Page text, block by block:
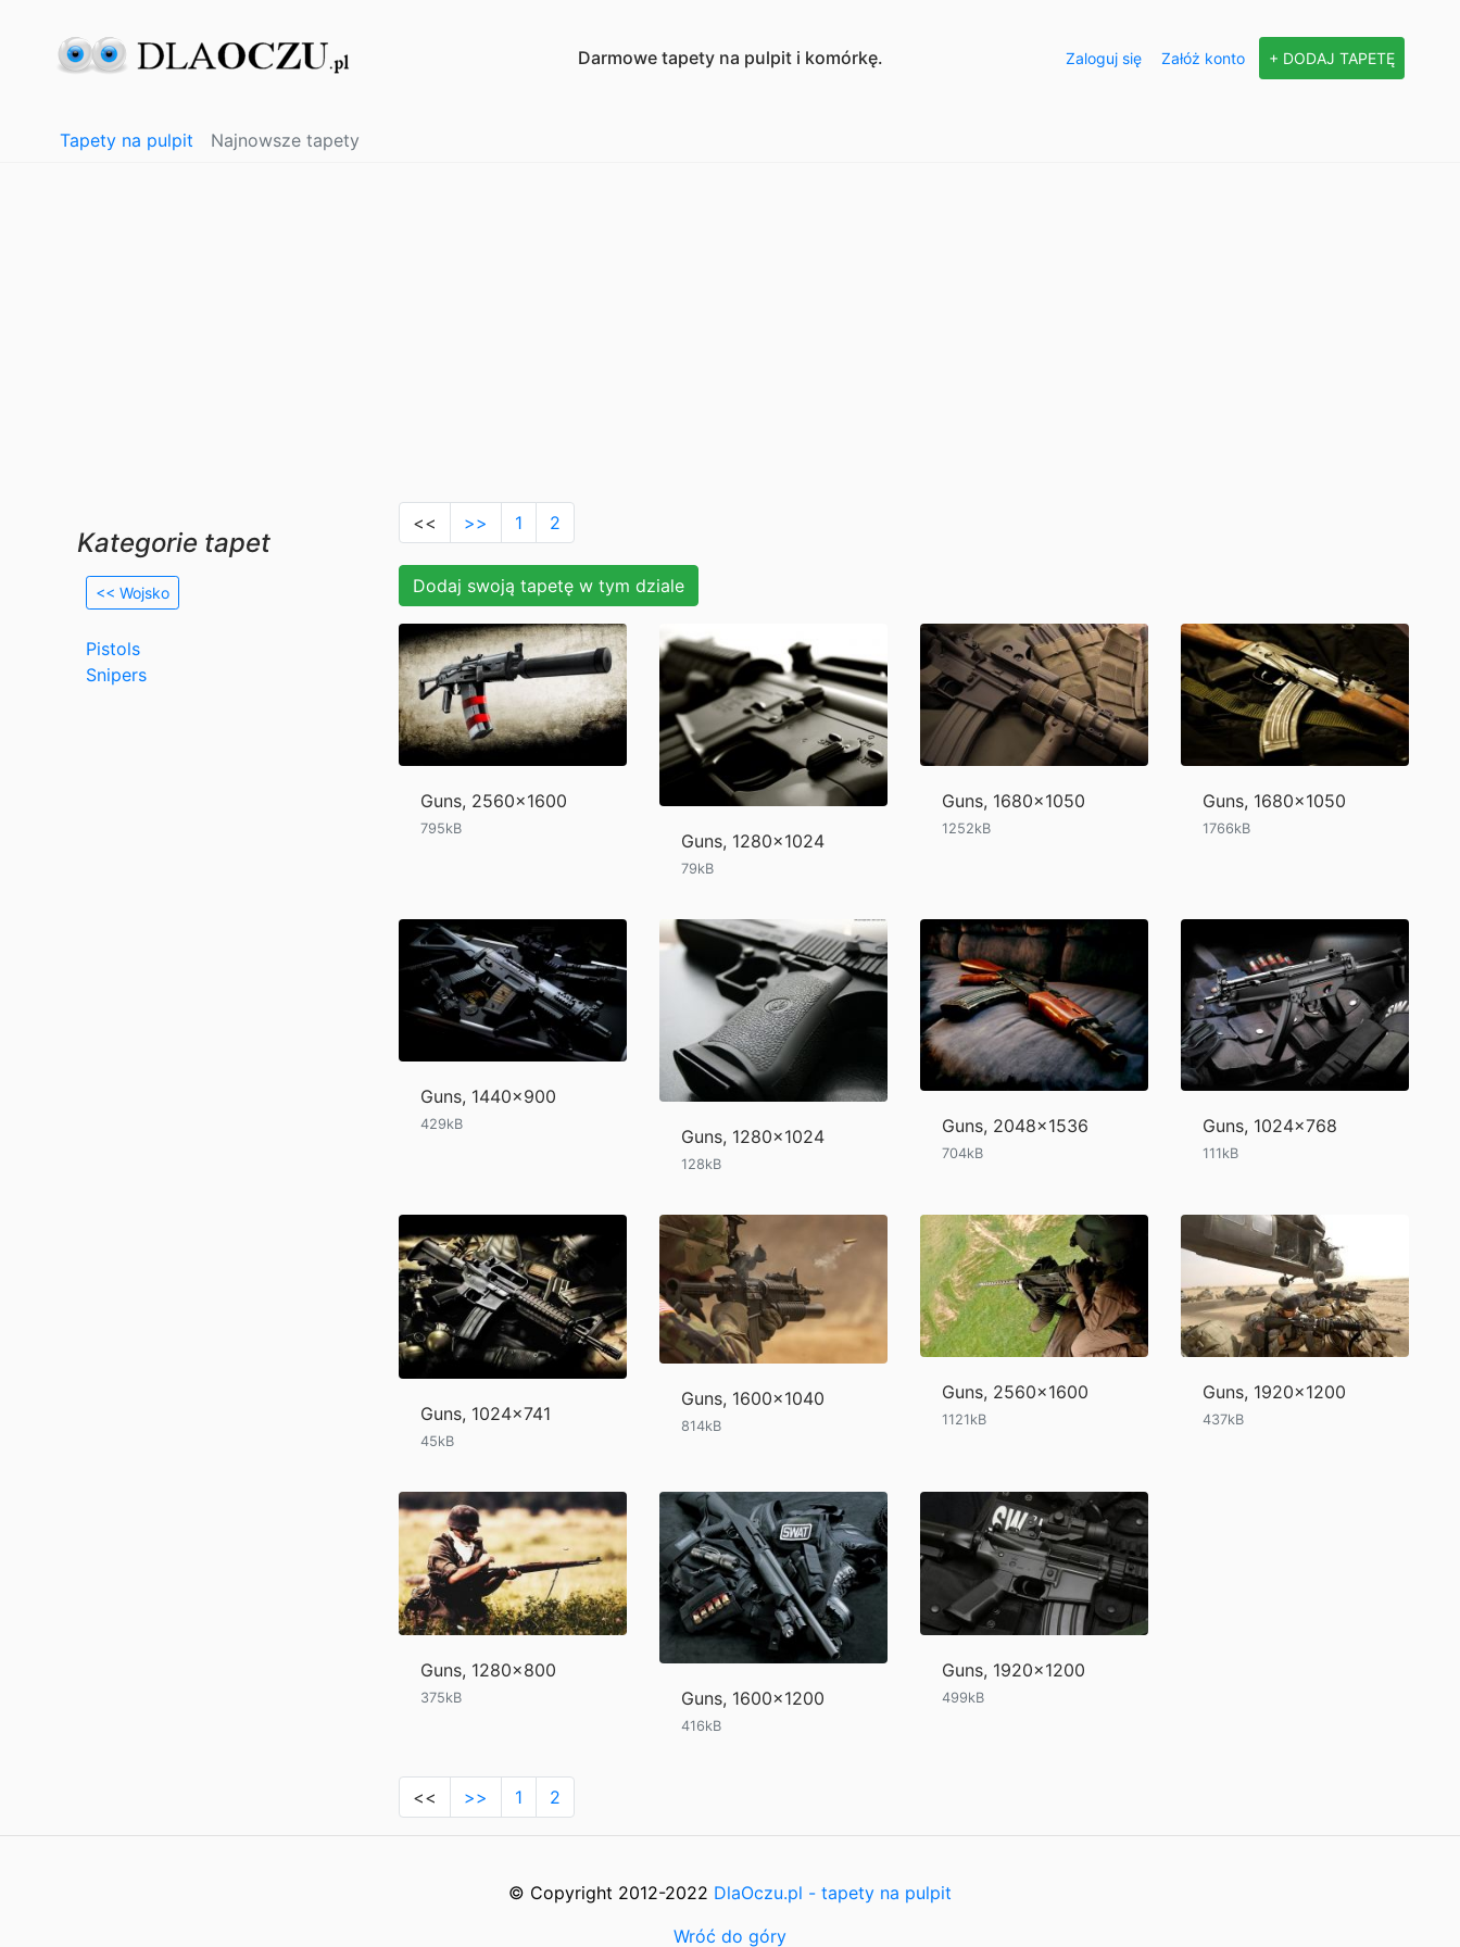
Darmowe tapety na pulpit i komórkę. Zaloguj się Załóż konto + DODAJ TAPETĘ
Tapety na pulpit Najnowsze tapety
Kategorie tapet
<< Wojsko
Pistols
Snipers
<< >> 1 2
Dodaj swoją tapetę w tym dziale
Guns, 2560x1600
795kB
Guns, 1280x1024
79kB
Guns, 1680x1050
1252kB
Guns, 1680x1050
1766kB
Guns, 1440x900
429kB
Guns, 1280x1024
128kB
Guns, 2048x1536
704kB
Guns, 1024x768
111kB
Guns, 1024x741
45kB
Guns, 1600x1040
814kB
Guns, 2560x1600
1121kB
Guns, 1920x1200
437kB
Guns, 1280x800
375kB Guns, 1600x1200
416kB
Guns, 1920x1200
499kB
<< >> 1 2
© Copyright 2012-2022 DlaOczu.pl - tapety na pulpit
Wróć do góry